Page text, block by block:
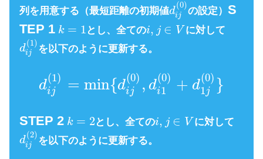
システムの設計・改善・確立に関する活動
である。そのシステムから得られる結果を
明示し、予測し、評価するために、工学的
学、物理および社会科学の専門知識と経験
引用元 : 経営工学 – Wikipedia
列を用意する（最短距離の初期値d
(0)
ij の設定） S
TEP 1 k = 1 とし、全てのi, j ∈ V に対して
d
(1)
ij を以下のように更新する。
d
(1)
ij = min{d
(0)
ij , d
(0)
i1 + d
(0)
1j }
STEP 2 k = 2とし、全てのi, j ∈ V に対して
d
(2)
ij を以下のように更新する。